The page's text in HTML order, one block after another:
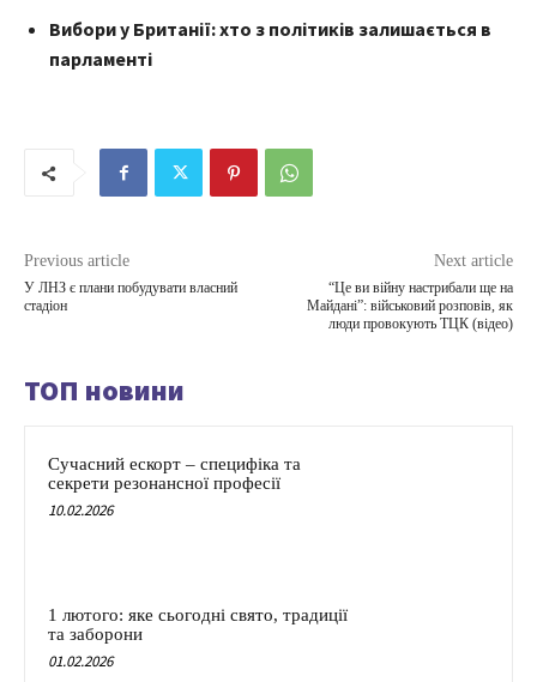
Вибори у Британії: хто з політиків залишається в
парламенті
Previous article
У ЛНЗ є плани побудувати власний
стадіон
Next article
“Це ви війну настрибали ще на
Майдані”: військовий розповів, як
люди провокують ТЦК (відео)
ТОП новини
Сучасний ескорт – специфіка та
секрети резонансної професії
10.02.2026
1 лютого: яке сьогодні свято, традиції
та заборони
01.02.2026